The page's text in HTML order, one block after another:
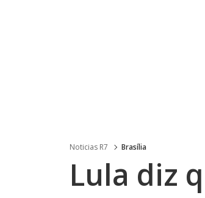
Noticias R7 Brasília
Lula diz